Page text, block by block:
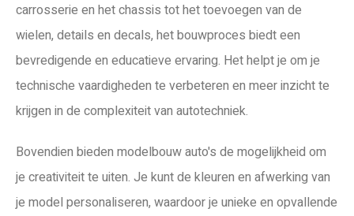
carrosserie en het chassis tot het toevoegen van de
wielen, details en decals, het bouwproces biedt een
bevredigende en educatieve ervaring. Het helpt je om je
technische vaardigheden te verbeteren en meer inzicht te
krijgen in de complexiteit van autotechniek.
Bovendien bieden modelbouw auto's de mogelijkheid om
je creativiteit te uiten. Je kunt de kleuren en afwerking van
je model personaliseren, waardoor je unieke en opvallende